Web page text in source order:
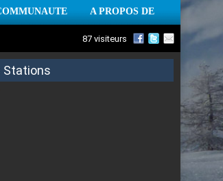
A PROPOS DE
87 visiteurs
Stations